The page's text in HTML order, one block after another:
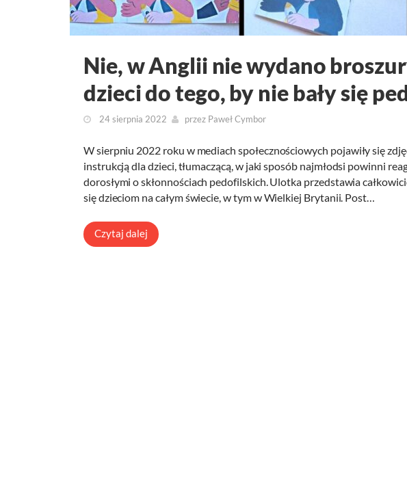
Nie, w Anglii nie wydano
dzieci do tego, by nie bały się
24 sierpnia 2022 przez Paweł Cymbor
W sierpniu 2022 roku w mediach społecznościowych pojawiły się
instrukcją dla dzieci, tłumaczącą, w jaki sposób najmłodsi powinni
dorosłymi o skłonnościach pedofilskich. Ulotka przedstawia
się dzieciom na całym świecie, w tym w Wielkiej Brytanii. Post…
Czytaj dalej